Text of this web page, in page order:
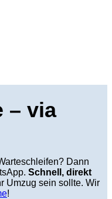
– via
Dann
Schnell, direkt
Umzug sein sollte. Wir
!